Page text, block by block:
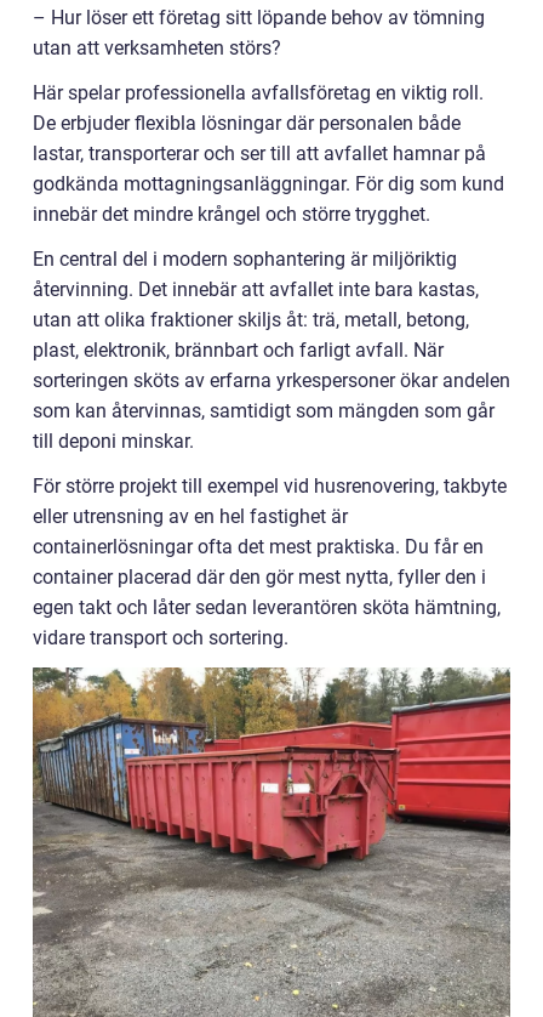
– Hur löser ett företag sitt löpande behov av tömning
utan att verksamheten störs?
Här spelar professionella avfallsföretag en viktig roll.
De erbjuder flexibla lösningar där personalen både
lastar, transporterar och ser till att avfallet hamnar på
godkända mottagningsanläggningar. För dig som kund
innebär det mindre krångel och större trygghet.
En central del i modern sophantering är miljöriktig
återvinning. Det innebär att avfallet inte bara kastas,
utan att olika fraktioner skiljs åt: trä, metall, betong,
plast, elektronik, brännbart och farligt avfall. När
sorteringen sköts av erfarna yrkespersoner ökar andelen
som kan återvinnas, samtidigt som mängden som går
till deponi minskar.
För större projekt till exempel vid husrenovering, takbyte
eller utrensning av en hel fastighet är
containerlösningar ofta det mest praktiska. Du får en
container placerad där den gör mest nytta, fyller den i
egen takt och låter sedan leverantören sköta hämtning,
vidare transport och sortering.